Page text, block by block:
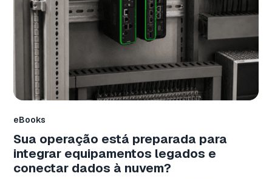
eBooks
Sua operação está preparada para
integrar equipamentos legados e
conectar dados à nuvem?